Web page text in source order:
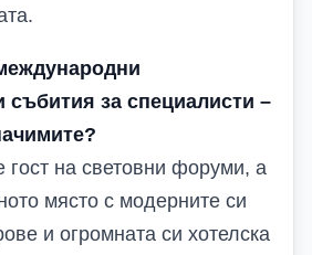
за специалисти –
гост на световни форуми, а
място с модерните си
и огромната си хотелска